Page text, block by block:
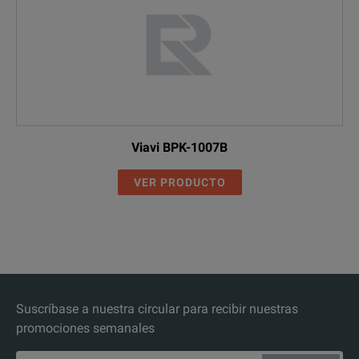
Viavi BPK-1007B
VER PRODUCTO
Suscríbase a nuestra circular para recibir nuestras
promociones semanales